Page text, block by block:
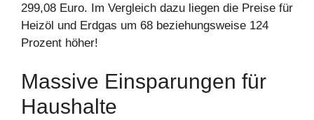
299,08 Euro. Im Vergleich dazu liegen die Preise für
Heizöl und Erdgas um 68 beziehungsweise 124
Prozent höher!
Massive Einsparungen für
Haushalte